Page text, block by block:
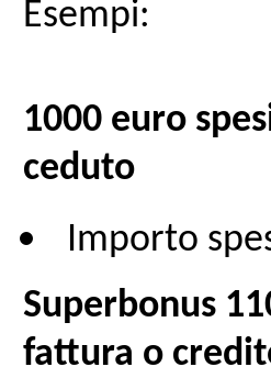
Esempi:
1000 euro
ceduto
Importo
Superbonus
fattura o